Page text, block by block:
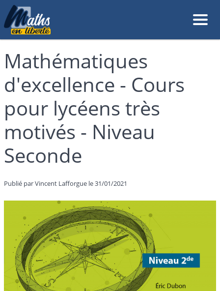
Mathématiques
d'excellence - Cours
pour lycéens très
motivés - Niveau
Seconde
Publié par Vincent Lafforgue le 31/01/2021